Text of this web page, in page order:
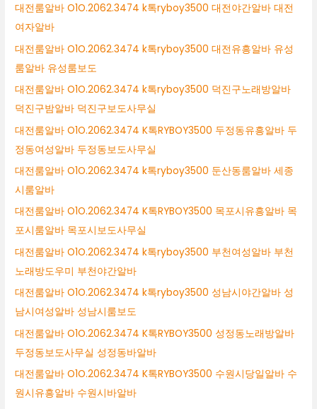
대전룸알바 O1O.2062.3474 k톡ryboy3500 대전야간알바 대전
여자알바
대전룸알바 O1O.2062.3474 k톡ryboy3500 대전유흥알바 유성
룸알바 유성룸보도
대전룸알바 O1O.2062.3474 k톡ryboy3500 덕진구노래방알바
덕진구밤알바 덕진구보도사무실
대전룸알바 O1O.2062.3474 K톡RYBOY3500 두정동유흥알바 두
정동여성알바 두정동보도사무실
대전룸알바 O1O.2062.3474 k톡ryboy3500 둔산동룸알바 세종
시룸알바
대전룸알바 O1O.2062.3474 K톡RYBOY3500 목포시유흥알바 목
포시룸알바 목포시보도사무실
대전룸알바 O1O.2062.3474 k톡ryboy3500 부천여성알바 부천
노래방도우미 부천야간알바
대전룸알바 O1O.2062.3474 k톡ryboy3500 성남시야간알바 성
남시여성알바 성남시룸보도
대전룸알바 O1O.2062.3474 K톡RYBOY3500 성정동노래방알바
두정동보도사무실 성정동바알바
대전룸알바 O1O.2062.3474 K톡RYBOY3500 수원시당일알바 수
원시유흥알바 수원시바알바